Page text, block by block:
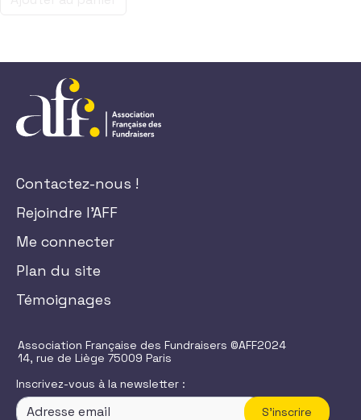
Contactez-nous !
Rejoindre l'AFF
Me connecter
Plan du site
Témoignages
Association Française des Fundraisers ©AFF2024
14, rue de Liège 75009 Paris
Inscrivez-vous à la newsletter :
S'inscrire